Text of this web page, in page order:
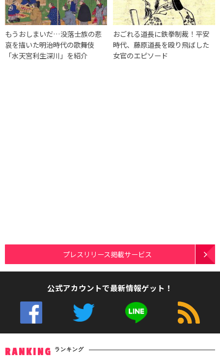
もうおしまいだ…没落士族の悲
哀を描いた明治時代の歌舞伎
「水天宮利生深川」を紹介
おごれる道長に鉄拳制裁！平安
時代、藤原道長を殴り飛ばした
女官のエピソード
プレスリリース掲載サービス
公式アカウントで最新情報ゲット！
RANKING ランキング